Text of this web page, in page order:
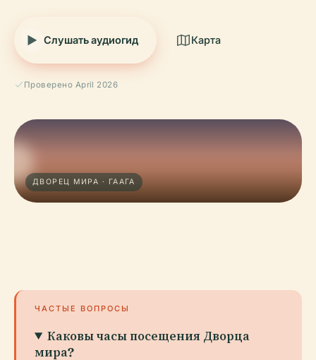
Слушать аудиогид Карта
Проверено April 2026
ДВОРЕЦ МИРА · ГААГА
ЧАСТЫЕ ВОПРОСЫ
Каковы часы посещения Дворца
мира?